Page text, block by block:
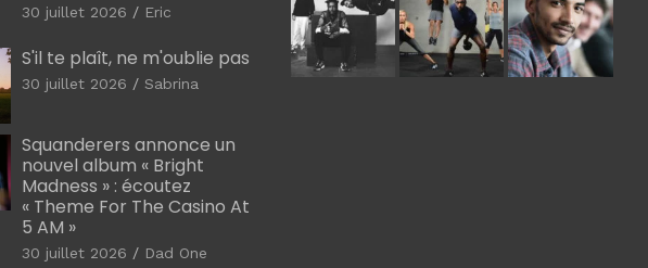
30 juillet 2026 Eric
S'il te plaît, ne m'oublie pas
30 juillet 2026 Sabrina
Squanderers annonce un
nouvel album « Bright
Madness » : écoutez
« Theme For The Casino At
5 AM »
30 juillet 2026 Dad One